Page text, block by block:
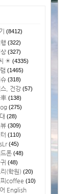
(8412)
(322)
(327)
☀ (4335)
(1465)
(318)
, 건강(57)
(138)
(275)
(28)
(309)
(110)
(45)
폰(48)
(48)
(학원)(20)
coffee (10)
English